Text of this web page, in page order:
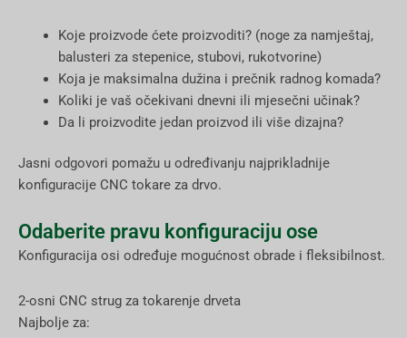
Koje proizvode ćete proizvoditi? (noge za namještaj,
balusteri za stepenice, stubovi, rukotvorine)
Koja je maksimalna dužina i prečnik radnog komada?
Koliki je vaš očekivani dnevni ili mjesečni učinak?
Da li proizvodite jedan proizvod ili više dizajna?
Jasni odgovori pomažu u određivanju najprikladnije
konfiguracije CNC tokare za drvo.
Odaberite pravu konfiguraciju ose
Konfiguracija osi određuje mogućnost obrade i fleksibilnost.
2-osni CNC strug za tokarenje drveta
Najbolje za: